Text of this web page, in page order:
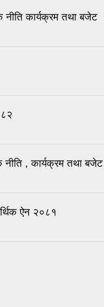
कार्यक्रम तथा बजेट
, कार्यक्रम तथा बजेट
‌‌‌ऐन २०८१